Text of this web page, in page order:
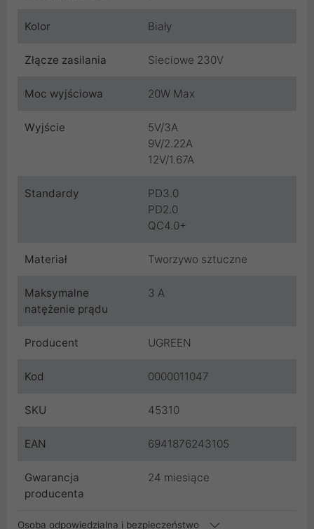
Kolor Biały
Złącze zasilania Sieciowe 230V
Moc wyjściowa 20W Max
Wyjście
5V/3A
9V/2.22A
12V/1.67A
Standardy
PD3.0
PD2.0
QC4.0+
Materiał Tworzywo sztuczne
Maksymalne
natężenie prądu
3 A
Producent UGREEN
Kod 0000011047
SKU 45310
EAN 6941876243105
Gwarancja
producenta
24 miesiące
Osoba odpowiedzialna i bezpieczeństwo